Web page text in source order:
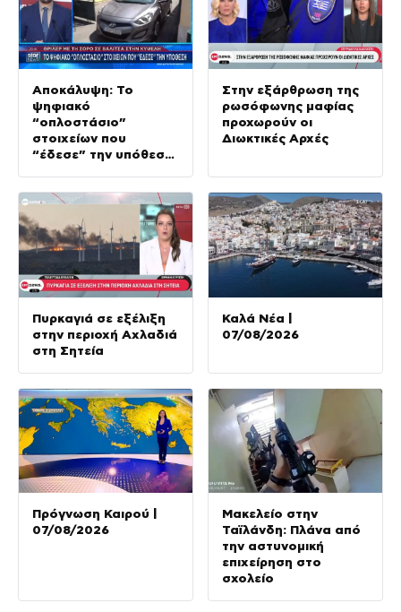
Αποκάλυψη: Το
ψηφιακό
“οπλοστάσιο”
στοιχείων που
“έδεσε” την υπόθεση
Στην εξάρθρωση της
ρωσόφωνης μαφίας
προχωρούν οι
Διωκτικές Αρχές
Πυρκαγιά σε εξέλιξη
στην περιοχή Αχλαδιά
στη Σητεία
Καλά Νέα |
07/08/2026
Πρόγνωση Καιρού |
07/08/2026
Μακελείο στην
Ταϊλάνδη: Πλάνα από
την αστυνομική
επιχείρηση στο
σχολείο